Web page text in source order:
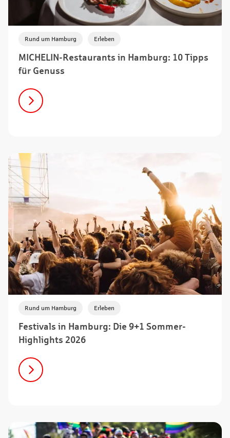
MICHELIN-Restaurants in Hamburg: 10 Tipps
für Genuss
Rund um Hamburg Erleben
Festivals in Hamburg: Die 9+1 Sommer-
Highlights 2026
Rund um Hamburg Erleben